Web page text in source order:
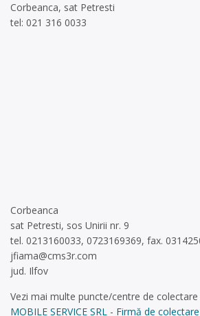
Corbeanca, sat Petresti
tel: 021 316 0033
Corbeanca
sat Petresti, sos Unirii nr. 9
tel. 0213160033, 0723169369, fax.
jfiama@cms3r.com
jud. Ilfov
Vezi mai multe puncte/centre de colectare
MOBILE SERVICE SRL - Firmă de